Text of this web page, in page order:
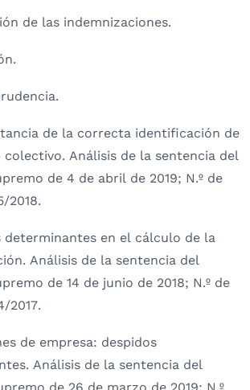
de las indemnizaciones.
de la correcta identificación de
colectivo. Análisis de la sentencia del
de 4 de abril de 2019; N.º de
2018.
determinantes en el cálculo de la
Análisis de la sentencia del
de 14 de junio de 2018; N.º de
2017.
de empresa: despidos
Análisis de la sentencia del
de 26 de marzo de 2019; N.º